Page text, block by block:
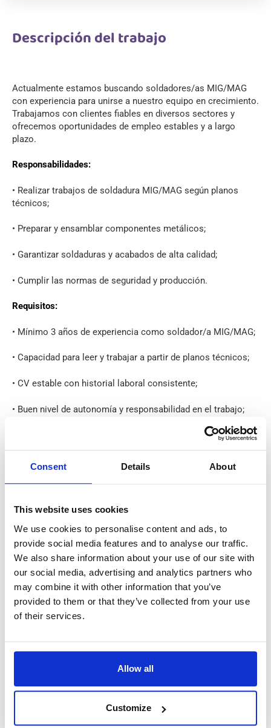
Consent Details About
This website uses cookies
We use cookies to personalise content and ads, to
provide social media features and to analyse our traffic.
We also share information about your use of our site with
our social media, advertising and analytics partners who
may combine it with other information that you’ve
provided to them or that they’ve collected from your use
of their services.
Allow all
Customize
Descripción del trabajo
Actualmente estamos buscando soldadores/as MIG/MAG
con experiencia para unirse a nuestro equipo en crecimiento.
Trabajamos con clientes fiables en diversos sectores y
ofrecemos oportunidades de empleo estables y a largo
plazo.
Responsabilidades:
• Realizar trabajos de soldadura MIG/MAG según planos
técnicos;
• Preparar y ensamblar componentes metálicos;
• Garantizar soldaduras y acabados de alta calidad;
• Cumplir las normas de seguridad y producción.
Requisitos:
• Mínimo 3 años de experiencia como soldador/a MIG/MAG;
• Capacidad para leer y trabajar a partir de planos técnicos;
• CV estable con historial laboral consistente;
• Buen nivel de autonomía y responsabilidad en el trabajo;
Qué ofrecemos:
• Salario semanal competitivo según habilidades y
• Cooperación estable y a largo plazo;
• Alojamiento y apoyo administrativo;
• Trabajo en un entorno profesional y de apoyo.
language Idioma